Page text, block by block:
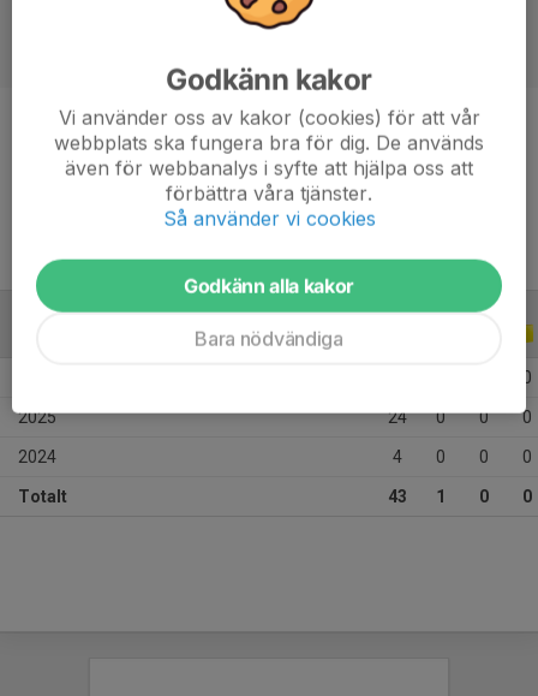
Position
-
9 år
ALLA ÅR
0
2025 24 0 0 0
2024 4 0 0 0
Totalt 43 1 0 0
Godkänn kakor
Vi använder oss av kakor (cookies) för att vår
webbplats ska fungera bra för dig. De används
även för webbanalys i syfte att hjälpa oss att
förbättra våra tjänster.
Så använder vi cookies
Godkänn alla kakor
Bara nödvändiga